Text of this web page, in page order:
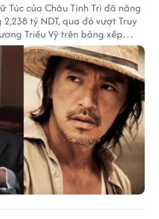
Túc của Châu Tinh Trì đã nâng
tỷ NDT, qua đó vượt Truy
Triều Vỹ trên bảng xếp